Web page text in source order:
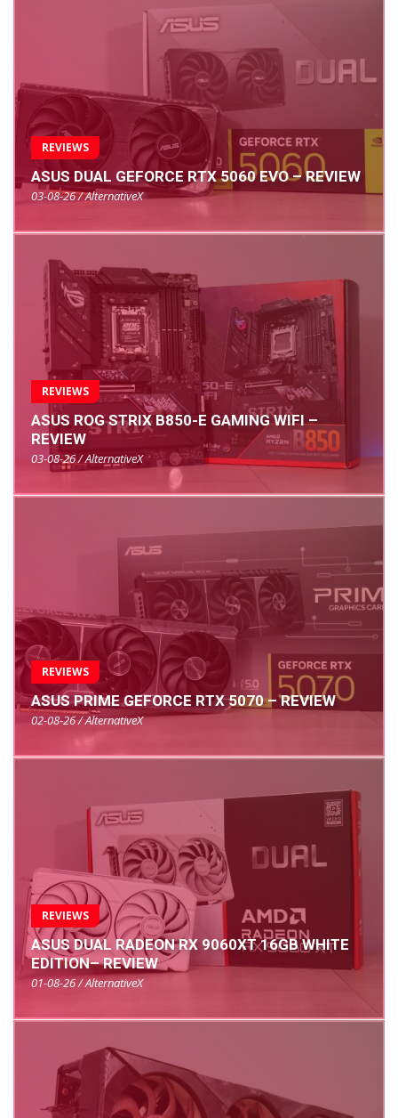
REVIEWS
ASUS DUAL GEFORCE RTX 5060 EVO – REVIEW
03-08-26 / AlternativeX
REVIEWS
ASUS ROG STRIX B850-E GAMING WIFI –
REVIEW
03-08-26 / AlternativeX
REVIEWS
ASUS PRIME GEFORCE RTX 5070 – REVIEW
02-08-26 / AlternativeX
REVIEWS
ASUS DUAL RADEON RX 9060XT 16GB WHITE
EDITION– REVIEW
01-08-26 / AlternativeX